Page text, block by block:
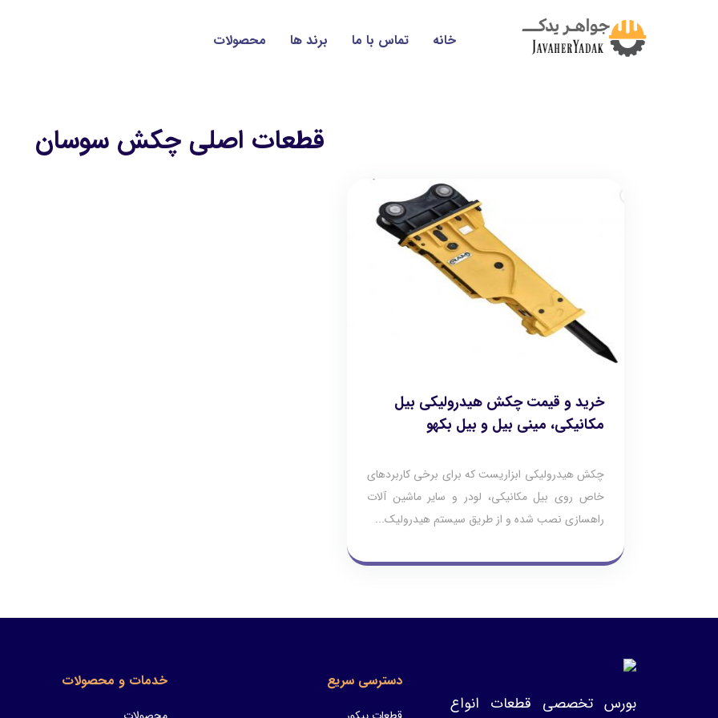
خانه تماس با ما برند ها محصولات
قطعات اصلی چکش سوسان
خرید و قیمت چکش هیدرولیکی بیل
مکانیکی، مینی بیل و بیل بکهو
چکش هیدرولیکی ابزاریست که برای برخی کاربردهای
خاص روی بیل مکانیکی، لودر و سایر ماشین آلات
راهسازی نصب شده و از طریق سیستم هیدرولیک...
بورس تخصصی قطعات انواع
دسترسی سریع خدمات و محصولات